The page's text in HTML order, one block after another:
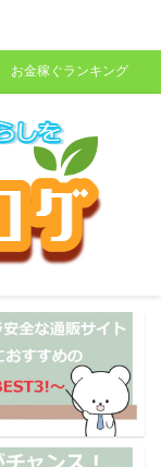
お金稼ぐランキング